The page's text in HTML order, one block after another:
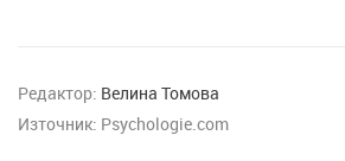
Редактор: Велина Томова
Източник: Psychologie.com